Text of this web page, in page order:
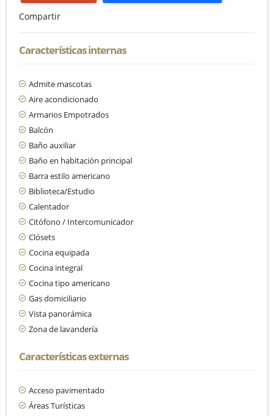
Compartir
Características internas
Admite mascotas
Aire acondicionado
Armarios Empotrados
Balcón
Baño auxiliar
Baño en habitación principal
Barra estilo americano
Biblioteca/Estudio
Calentador
Citófono / Intercomunicador
Clósets
Cocina equipada
Cocina integral
Cocina tipo americano
Gas domiciliario
Vista panorámica
Zona de lavandería
Características externas
Acceso pavimentado
Áreas Turísticas